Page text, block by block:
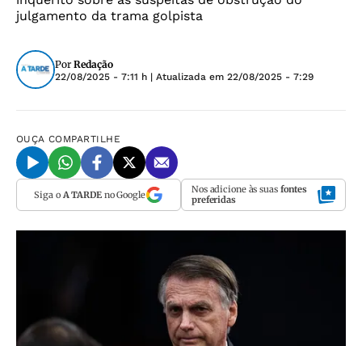
julgamento da trama golpista
Por Redação
22/08/2025 - 7:11 h | Atualizada em 22/08/2025 - 7:29
OUÇA COMPARTILHE
Siga o A TARDEno Google Nos adicione às suas fontes
preferidas